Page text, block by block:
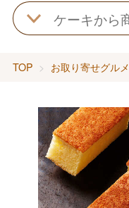
TOP お取り寄せグルメ